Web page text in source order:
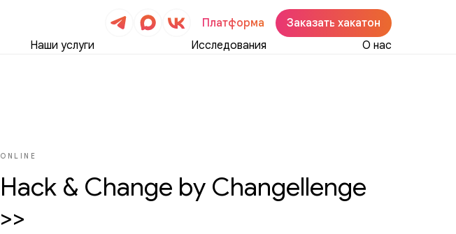
Платформа
Заказать хакатон
Наши услуги Исследования О нас
ONLINE
Hack & Change by Changellenge
>>